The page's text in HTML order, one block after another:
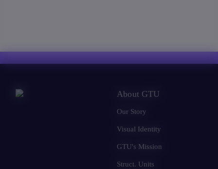
About GTU
Our Story
Visual Identity
GTU's Mission
Struct. Units